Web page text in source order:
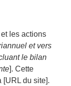
les actions
et vers
le bilan
]. Cette
[URL du site].